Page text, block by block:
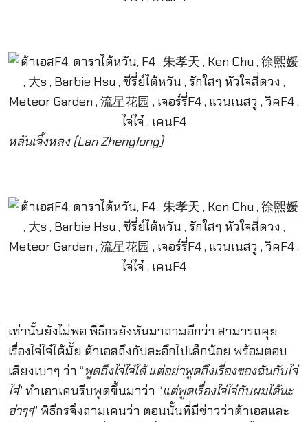
หลันเจิ้งหลง (Lan Zhenglong)
เท่านั้นยังไม่พอ พิธีกรยังหันมาถามอีกว่า สามารถคุย
เรื่องไจ่ไจ๋ได้มั้ย ต้าเอสถึงกับสะอึกไปเล็กน้อย พร้อมตอบ
เสียงเบาๆ ว่า “พูดถึงไจ่ไจ๋ได้ แต่อย่าพูดถึงเรื่องของฉันกับไจ่
ไจ๋” ทำเอาเคนรีบพูดขึ้นมาว่า “แต่พูดเรื่องไจ่ไจ๋กับผมได้นะ
ฮ่าๆๆ” พิธีกรจึงถามเคนว่า ตอนนั้นที่มีข่าวว่าต้าเอสและ